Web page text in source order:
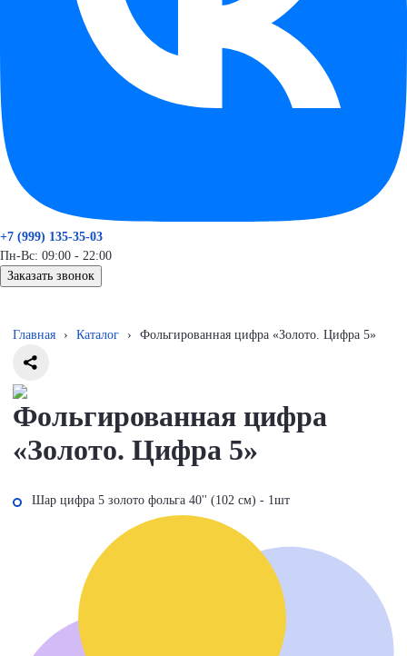
+7 (999) 135-35-03
Пн-Вс: 09:00 - 22:00
Заказать звонок
Главная › Каталог › Фольгированная цифра «Золото. Цифра 5»
Фольгированная цифра
«Золото. Цифра 5»
Шар цифра 5 золото фольга 40'' (102 см) - 1шт